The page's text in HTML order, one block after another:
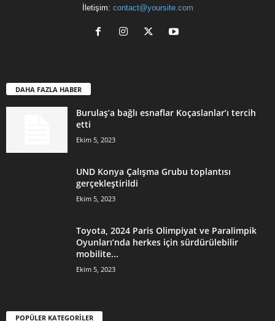
İletişim: contact@yoursite.com
DAHA FAZLA HABER
Burulaş’a bağlı esnaflar Koçaslanlar’ı tercih
etti
Ekim 5, 2023
UND Konya Çalışma Grubu toplantısı
gerçekleştirildi
Ekim 5, 2023
Toyota, 2024 Paris Olimpiyat ve Paralimpik
Oyunları’nda herkes için sürdürülebilir
mobilite...
Ekim 5, 2023
POPÜLER KATEGORİLER